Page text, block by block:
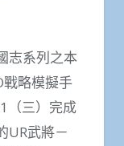
志系列之本
略模擬手
（三）完成
UR武將－